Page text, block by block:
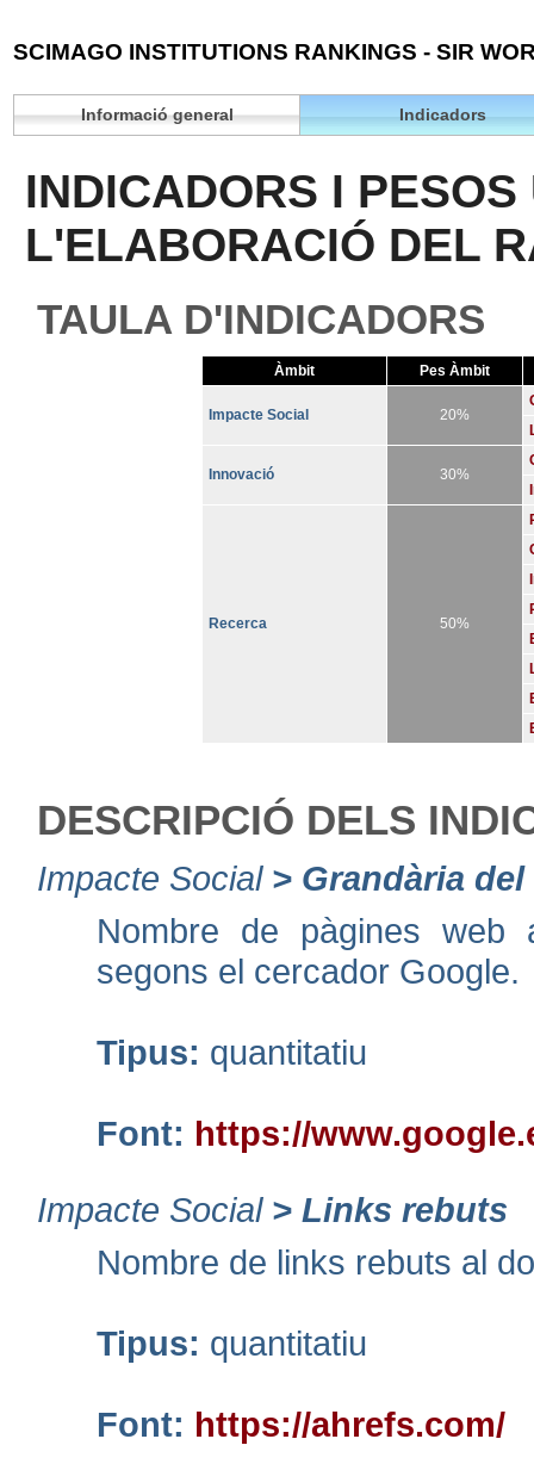
SCIMAGO INSTITUTIONS RANKINGS - SIR
Informació general Indicadors
INDICADORS I
L'ELABORACIÓ DEL
TAULA D'INDICADORS
Àmbit Pes Àmbit
Impacte Social 20%
Innovació 30%
Recerca 50%
DESCRIPCIÓ DELS
Impacte Social > Grandària del
Nombre de pàgines
segons el cercador Google.
Tipus: quantitatiu
Font: https://
Impacte Social > Links rebuts
Nombre de links rebuts al
Tipus: quantitatiu
Font: https://ahrefs.com/